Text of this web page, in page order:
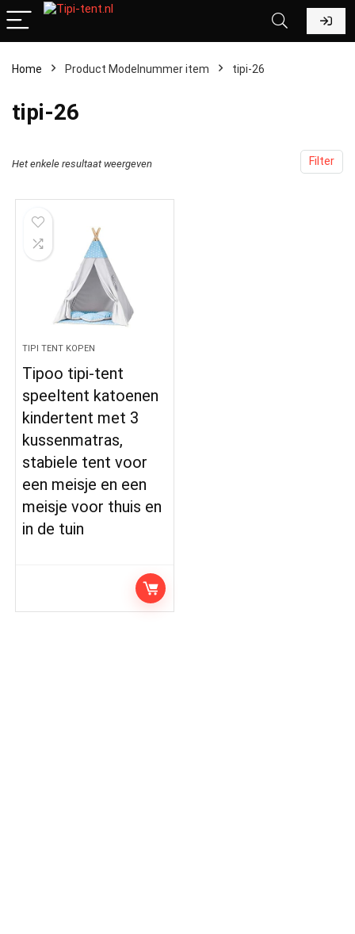
Home Product Modelnummer item ‎tipi-26
‎tipi-26
Filter
Het enkele resultaat weergeven
TIPI TENT KOPEN
Tipoo tipi-tent
speeltent katoenen
kindertent met 3
kussenmatras,
stabiele tent voor
een meisje en een
meisje voor thuis en
in de tuin